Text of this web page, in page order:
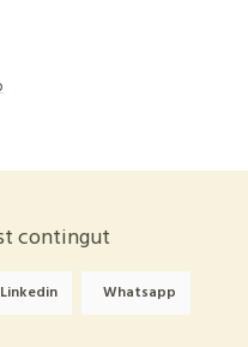
contingut
Linkedin Whatsapp